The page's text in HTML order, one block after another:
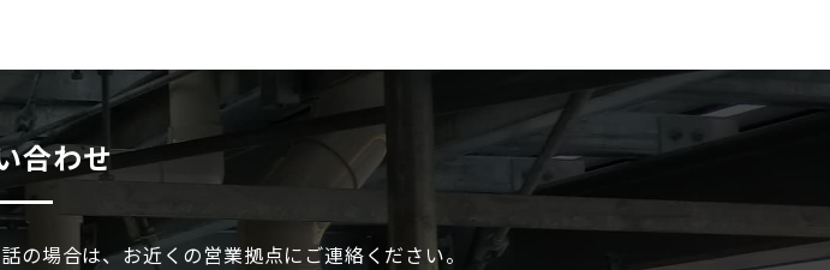
合わせ
の場合は、お近くの営業拠点にご連絡ください。